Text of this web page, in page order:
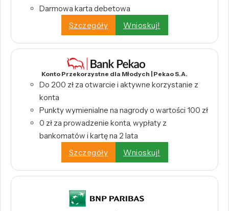
Darmowa karta debetowa
Szczegóły
Wnioskuj!
Konto Przekorzystne dla Młodych | Pekao S.A.
Do 200 zł za otwarcie i aktywne korzystanie z
konta
Punkty wymienialne na nagrody o wartości 100 zł
0 zł za prowadzenie konta, wypłaty z
bankomatów i kartę na 2 lata
Szczegóły
Wnioskuj!